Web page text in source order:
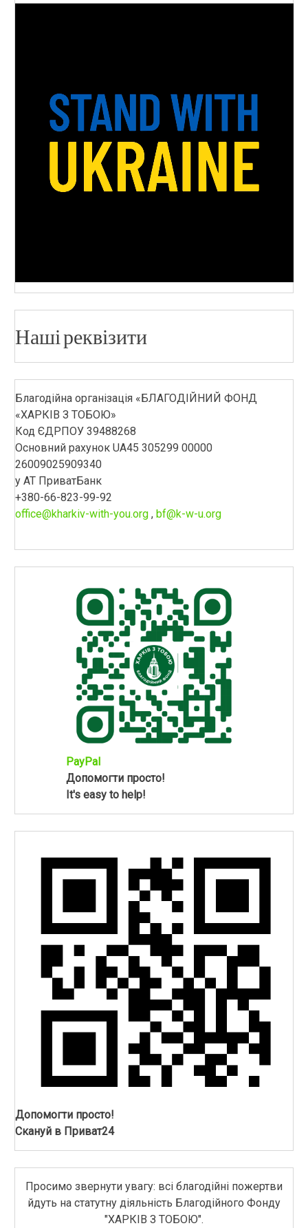
Наші реквізити
Благодійна організація «БЛАГОДІЙНИЙ ФОНД
«ХАРКІВ З ТОБОЮ»
Код ЄДРПОУ 39488268
Основний рахунок UA45 305299 00000
26009025909340
у АТ ПриватБанк
+380-66-823-99-92
office@kharkiv-with-you.org, bf@k-w-u.org
PayPal
Допомогти просто!
It's easy to help!
Допомогти просто!
Скануй в Приват24
Просимо звернути увагу: всі благодійні пожертви
йдуть на статутну діяльність Благодійного Фонду
"ХАРКІВ З ТОБОЮ".